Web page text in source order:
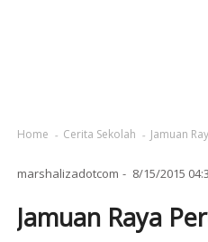
Home Cerita Sekolah Jamuan
marshalizadotcom 8/15/2015
Jamuan Raya